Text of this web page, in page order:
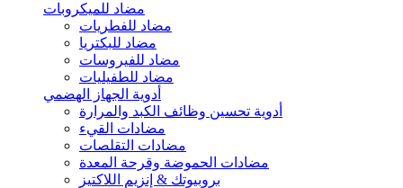
مضاد للميكروبات
مضاد للفطريات
مضاد للبكتريا
مضاد للفيروسات
مضاد للطفيليات
أدوية الجهاز الهضمي
أدوية تحسين وظائف الكبد والمرارة
مضادات القيء
مضادات التقلصات
مضادات الحموضة وقرحة المعدة
بروبيوتك & إنزيم اللاكتيز